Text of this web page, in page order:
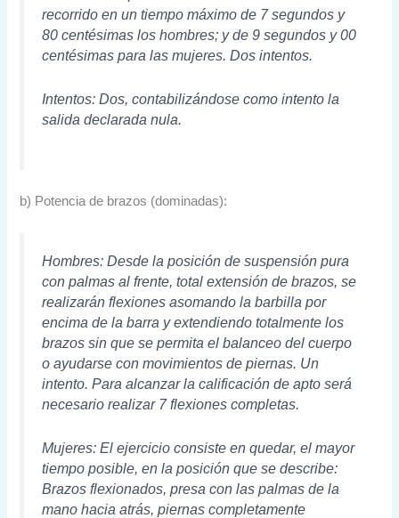
recorrido en un tiempo máximo de 7 segundos y
80 centésimas los hombres; y de 9 segundos y 00
centésimas para las mujeres. Dos intentos.
Intentos: Dos, contabilizándose como intento la
salida declarada nula.
b) Potencia de brazos (dominadas):
Hombres: Desde la posición de suspensión pura
con palmas al frente, total extensión de brazos, se
realizarán flexiones asomando la barbilla por
encima de la barra y extendiendo totalmente los
brazos sin que se permita el balanceo del cuerpo
o ayudarse con movimientos de piernas. Un
intento. Para alcanzar la calificación de apto será
necesario realizar 7 flexiones completas.
Mujeres: El ejercicio consiste en quedar, el mayor
tiempo posible, en la posición que se describe:
Brazos flexionados, presa con las palmas de la
mano hacia atrás, piernas completamente